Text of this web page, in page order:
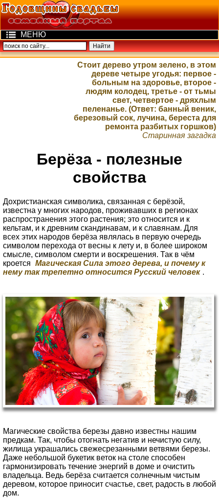
МЕНЮ
Стоит дерево утром зелено, в этом
дереве четыре угодья: первое -
больным на здоровье, второе -
людям колодец, третье - от тьмы
свет, четвертое - дряхлым
пеленанье. (Ответ: банный веник,
березовый сок, лучина, береста для
ремонта разбитых горшков)
Старинная загадка
Берёза - полезные
свойства
Дохристианская символика, связанная с берёзой,
известна у многих народов, проживавших в регионах
распространения этого растения; это относится и к
кельтам, и к древним скандинавам, и к славянам. Для
всех этих народов берёза являлась в первую очередь
символом перехода от весны к лету и, в более широком
смысле, символом смерти и воскрешения. Так в чём
кроется Магическая Сила этого дерева, и почему к
нему так трепетно относится Русский человек .
Магические свойства березы давно известны нашим
предкам. Так, чтобы отогнать негатив и нечистую силу,
жилища украшались свежесрезанными ветвями березы.
Даже небольшой букетик веток на столе способен
гармонизировать течение энергий в доме и очистить
владельца. Ведь берёза считается солнечным чистым
деревом, которое приносит счастье, свет, радость в любой
дом.